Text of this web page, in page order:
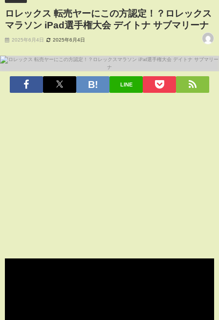
ロレックス 転売ヤーにこの方認定！？ロレックス
マラソン iPad選手権大会 デイトナ サブマリーナ
2025年6月4日 2025年6月4日
LINE